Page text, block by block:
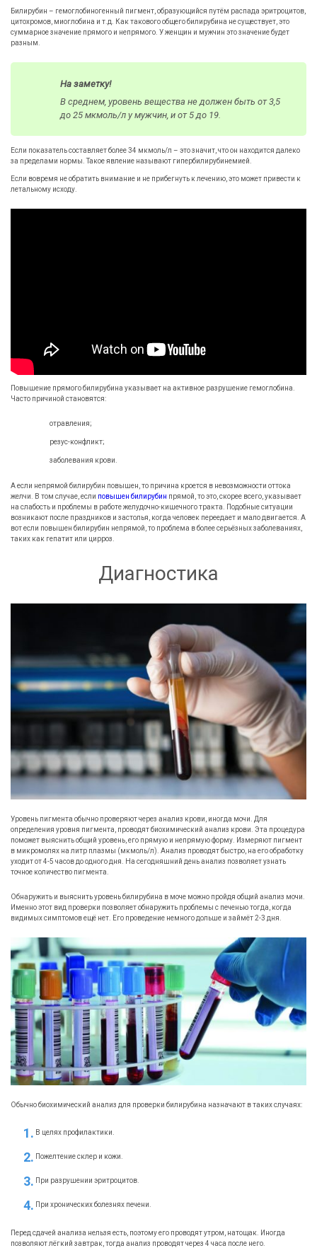
Билирубин – гемоглобиногенный пигмент, образующийся путём распада эритроцитов,
цитохромов, миоглобина и т.д. Как такового общего билирубина не существует, это
суммарное значение прямого и непрямого. У женщин и мужчин это значение будет
разным.
На заметку!
В среднем, уровень вещества не должен быть от 3,5
до 25 мкмоль/л у мужчин, и от 5 до 19.
Если показатель составляет более 34 мкмоль/л – это значит, что он находится далеко
за пределами нормы. Такое явление называют гипербилирубинемией.
Если вовремя не обратить внимание и не прибегнуть к лечению, это может привести к
летальному исходу.
Повышение прямого билирубина указывает на активное разрушение гемоглобина.
Часто причиной становятся:
отравления;
резус-конфликт;
заболевания крови.
А если непрямой билирубин повышен, то причина кроется в невозможности оттока
желчи. В том случае, если повышен билирубин прямой, то это, скорее всего, указывает
на слабость и проблемы в работе желудочно-кишечного тракта. Подобные ситуации
возникают после праздников и застолья, когда человек переедает и мало двигается. А
вот если повышен билирубин непрямой, то проблема в более серьёзных заболеваниях,
таких как гепатит или цирроз.
Диагностика
Уровень пигмента обычно проверяют через анализ крови, иногда мочи. Для
определения уровня пигмента, проводят биохимический анализ крови. Эта процедура
поможет выяснить общий уровень, его прямую и непрямую форму. Измеряют пигмент
в микромолях на литр плазмы (мкмоль/л). Анализ проводят быстро, на его обработку
уходит от 4-5 часов до одного дня. На сегодняшний день анализ позволяет узнать
точное количество пигмента.
Обнаружить и выяснить уровень билирубина в моче можно пройдя общий анализ мочи.
Именно этот вид проверки позволяет обнаружить проблемы с печенью тогда, когда
видимых симптомов ещё нет. Его проведение немного дольше и займёт 2-3 дня.
Обычно биохимический анализ для проверки билирубина назначают в таких случаях:
В целях профилактики.
Пожелтение склер и кожи.
При разрушении эритроцитов.
При хронических болезнях печени.
Перед сдачей анализа нельзя есть, поэтому его проводят утром, натощак. Иногда
позволяют лёгкий завтрак, тогда анализ проводят через 4 часа после него.